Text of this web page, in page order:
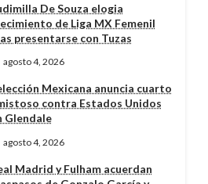
De Souza elogia
de Liga MX Femenil
presentarse con Tuzas
agosto 4, 2026
Mexicana anuncia cuarto
contra Estados Unidos
Glendale
agosto 4, 2026
Madrid y Fulham acuerdan